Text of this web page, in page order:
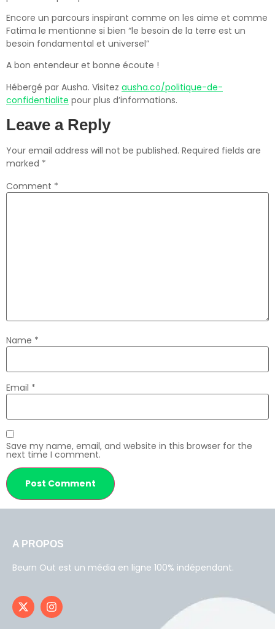
Encore un parcours inspirant comme on les aime et comme
Fatima le mentionne si bien “le besoin de la terre est un
besoin fondamental et universel”
A bon entendeur et bonne écoute !
Hébergé par Ausha. Visitez ausha.co/politique-de-
confidentialite pour plus d’informations.
Leave a Reply
Your email address will not be published. Required fields are
marked *
Comment *
Name *
Email *
Save my name, email, and website in this browser for the
next time I comment.
A PROPOS
Beurn Out est un média en ligne 100% indépendant.